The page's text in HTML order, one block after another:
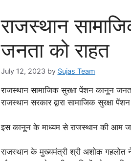
राजस्थान
जनता को राहत
July 12, 2023 by Sujas Team
राजस्थान सामाजिक सुरक्षा पेंशन कानून
राजस्थान सरकार द्वारा सामाजिक सुरक्षा
इस कानून के माध्यम से राजस्थान की आम
राजस्थान के मुख्यमंत्री श्री अशोक गहलोत